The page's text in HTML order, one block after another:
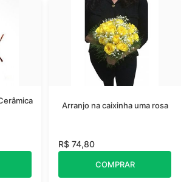
Arranjo na caixinha uma rosa
R$ 74,80
COMPRAR